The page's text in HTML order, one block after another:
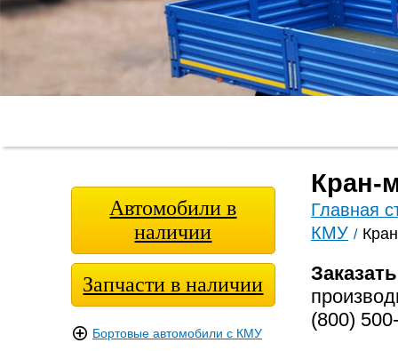
Автомобили в
наличии
Запчасти в наличии
Бортовые автомобили с КМУ
Кран-
Главная
КМУ /
(800)